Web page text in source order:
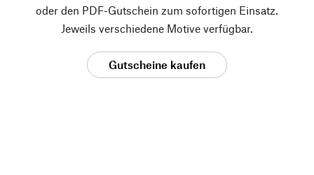
oder den PDF-Gutschein zum sofortigen Einsatz.
Jeweils verschiedene Motive verfügbar.
Gutscheine kaufen